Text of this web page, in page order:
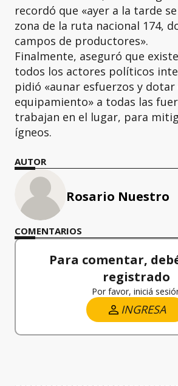
recordó que «ayer a la tarde
zona de la ruta nacional 174,
campos de productores».
Finalmente, aseguró que
todos los actores políticos
pidió «aunar esfuerzos y
equipamiento» a todas las
trabajan en el lugar, para
ígneos.
AUTOR
Rosario Nuestro
COMENTARIOS
Para comentar,
registrado
Por favor, iniciá
INGRESA